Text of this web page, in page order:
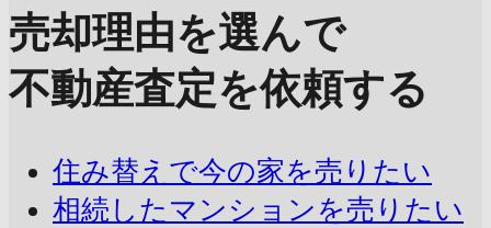
売却理由を選んで
不動産査定を依頼する
住み替えで今の家を売りたい
相続したマンションを売りたい